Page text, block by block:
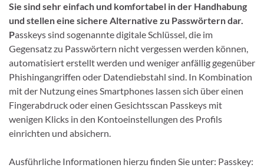
Sie sind sehr einfach und komfortabel in der Handhabung
und stellen eine sichere Alternative zu Passwörtern dar.
Passkeys sind sogenannte digitale Schlüssel, die im
Gegensatz zu Passwörtern nicht vergessen werden können,
automatisiert erstellt werden und weniger anfällig gegenüber
Phishingangriffen oder Datendiebstahl sind. In Kombination
mit der Nutzung eines Smartphones lassen sich über einen
Fingerabdruck oder einen Gesichtsscan Passkeys mit
wenigen Klicks in den Kontoeinstellungen des Profils
einrichten und absichern.
Ausführliche Informationen hierzu finden Sie unter: Passkey: